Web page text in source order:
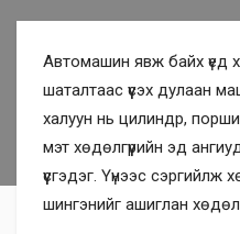
Автомашин явж байх үед
шаталтаас үүсэх дулаан
халуун нь цилиндр,
мэт хөдөлгүүрийн эд
үүсгэдэг. Үүнээс
шингэнийг ашиглан